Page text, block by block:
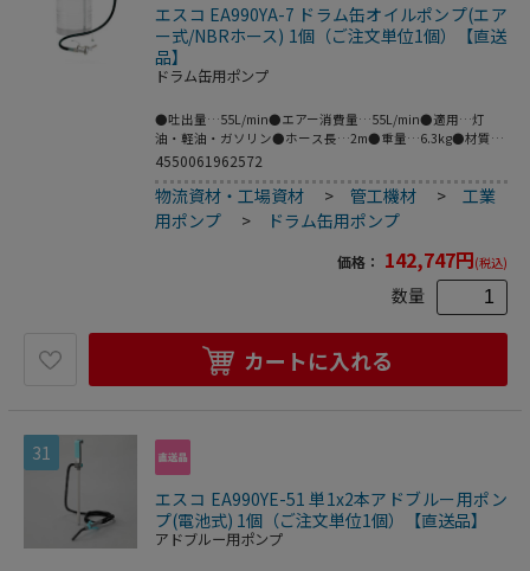
エスコ EA990YA-7 ドラム缶オイルポンプ(エア
ー式/NBRホース) 1個（ご注文単位1個）【直送
品】
ドラム缶用ポンプ
●吐出量…55L/min●エアー消費量…55L/min●適用…灯
油・軽油・ガソリン●ホース長…2m●重量…6.3kg●材質…
本体・ノズル：アルミ・真鍮・ステンレスパッキン：ニトリ
ース線…有●ノズル…手動ガン●押上揚程…2m●ノズル外
径…φ22.3mm●全長…1056mm●使用コンプレッサー…
0.75kW●1馬力（0.75kw）のコンプレッサーで駆動します。
●ドラム缶内の液体を無駄なく吐出。残液は約200CC●電気
を使用しない防爆仕様●二重安全構造で安心●高粘度の液体
に対応●圧縮空気で駆動●残液最小で省エネ●※ドラム缶は
別売です。●梱包サイズ:385×1120×180●梱包重量8020g
4550061962572
物流資材・工場資材 >管工機材 > 工業
用ポンプ
> ドラム缶用ポンプ
価格： 142,747円(税込)
数量
カートに入れる
31
エスコ EA990YE-51 単1x2本アドブルー用ポン
プ(電池式) 1個（ご注文単位1個）【直送品】
アドブルー用ポンプ